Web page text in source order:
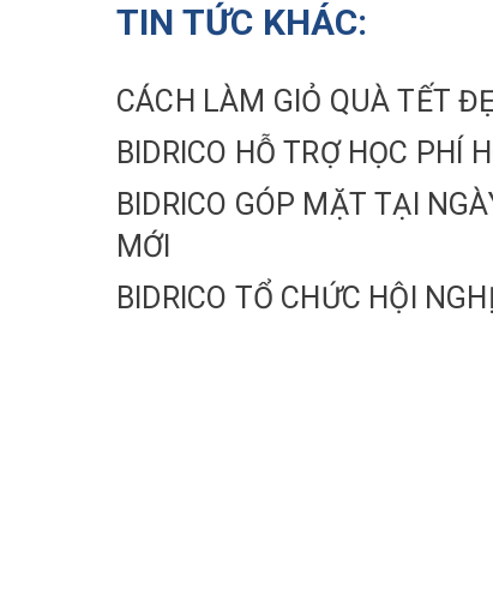
TIN TỨC KHÁC:
CÁCH LÀM GIỎ QUÀ TẾT
BIDRICO HỖ TRỢ HỌC PHÍ
BIDRICO GÓP MẶT TẠI
MỚI
BIDRICO TỔ CHỨC HỘI